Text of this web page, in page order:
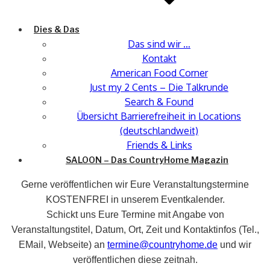
Dies & Das
Das sind wir …
Kontakt
American Food Corner
Just my 2 Cents – Die Talkrunde
Search & Found
Übersicht Barrierefreiheit in Locations
(deutschlandweit)
Friends & Links
SALOON – Das CountryHome Magazin
Gerne veröffentlichen wir Eure Veranstaltungstermine
KOSTENFREI in unserem Eventkalender.
Schickt uns Eure Termine mit Angabe von
Veranstaltungstitel, Datum, Ort, Zeit und Kontaktinfos (Tel.,
EMail, Webseite) an termine@countryhome.de und wir
veröffentlichen diese zeitnah.